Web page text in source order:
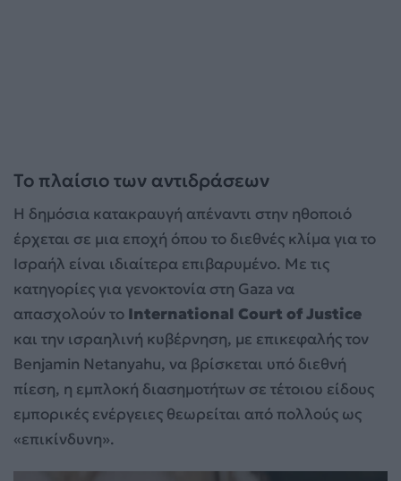
Το πλαίσιο των αντιδράσεων
Η δημόσια κατακραυγή απέναντι στην ηθοποιό
έρχεται σε μια εποχή όπου το διεθνές κλίμα για το
Ισραήλ είναι ιδιαίτερα επιβαρυμένο. Με τις
κατηγορίες για γενοκτονία στη Gaza να
απασχολούν το International Court of Justice
και την ισραηλινή κυβέρνηση, με επικεφαλής τον
Benjamin Netanyahu, να βρίσκεται υπό διεθνή
πίεση, η εμπλοκή διασημοτήτων σε τέτοιου είδους
εμπορικές ενέργειες θεωρείται από πολλούς ως
«επικίνδυνη».